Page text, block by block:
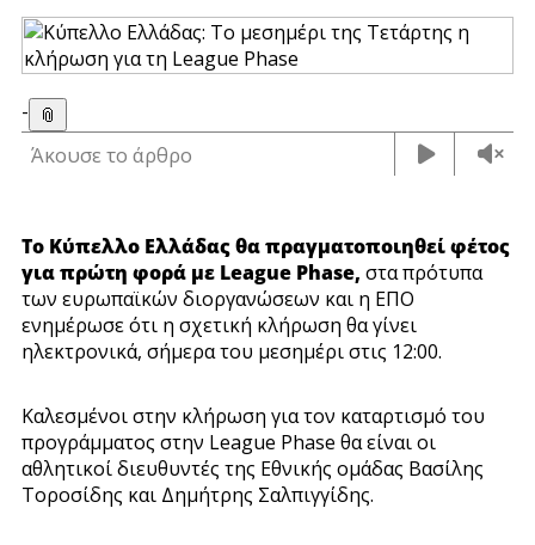
- 📎
Άκουσε το άρθρο
Το Κύπελλο Ελλάδαςθα πραγματοποιηθεί φέτος
για πρώτη φορά με League Phase, στα πρότυπα
των ευρωπαϊκών διοργανώσεων και η ΕΠΟ
ενημέρωσε ότι η σχετική κλήρωση θα γίνει
ηλεκτρονικά, σήμερα του μεσημέρι στις 12:00.
Καλεσμένοι στην κλήρωση για τον καταρτισμό του
προγράμματος στην League Phase θα είναι οι
αθλητικοί διευθυντές της Εθνικής ομάδας Βασίλης
Τοροσίδης και Δημήτρης Σαλπιγγίδης.